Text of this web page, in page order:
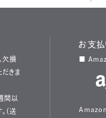
欠損
きま
間以
（送
お支払
■